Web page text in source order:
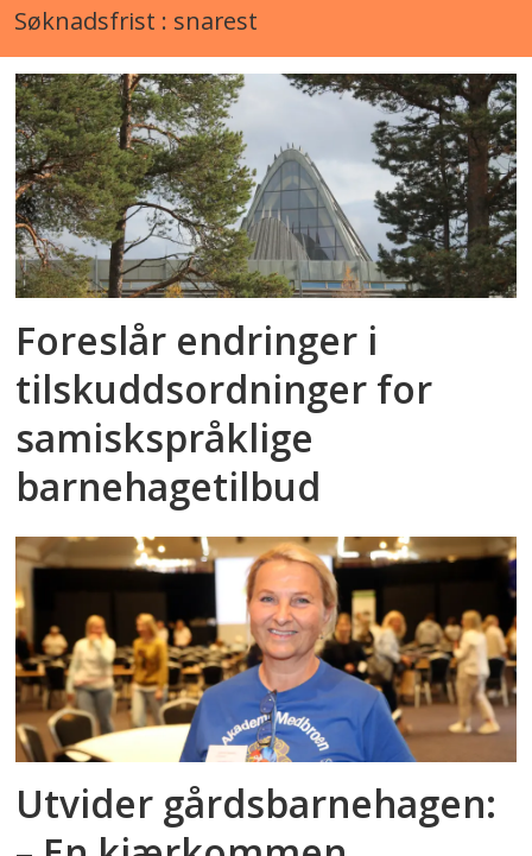
Søknadsfrist : snarest
Foreslår endringer i
tilskuddsordninger for
samiskspråklige
barnehagetilbud
Utvider gårdsbarnehagen: